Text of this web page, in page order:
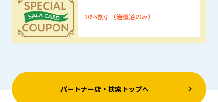
優待特典
10％割引（岩盤浴のみ）
パートナー店・検索トップへ